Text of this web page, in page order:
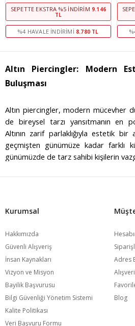
SEPETTE EKSTRA %5 İNDIRIM 9.146
TL
%4 HAVALE İNDIRIMI 8.780 TL
Altın Piercingler: Modern
Buluşması
Altın piercingler, modern mücevher
de bireysel tarzı yansıtmanın en
Altının zarif parlaklığıyla estetik
geçmişten günümüze kadar farklı
günümüzde de tarz sahibi kişilerin
hem klasik hem de modern
piercing gibi farklı piercing çeşitleri,
Altın Göbek Piercing: Cesur ve Şık
Göbek piercingi, vücut
seçeneklerden biridir. Özellikle yaz
kombinlendiğinde dikkat çeken bu
sembolüdür. E-Goldia
koleksiyonu, sade ve zarif
Kurumsal
Hakkımızda
Güvenli Alışveriş
İnsan Kaynakları
Vizyon ve Misyon
Bayilik Başvurusu
Bilgi Güvenliği Yönetim Sistemi
Kalite Politikası
Veri Başvuru Formu
Adres
Blog